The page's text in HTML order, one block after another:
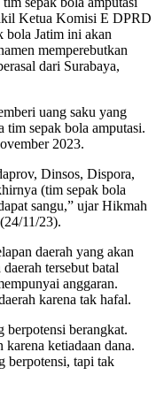
Ketua Komisi E DPRD
bola Jatim ini akan
memperebutkan
dari Surabaya,
uang saku yang
tim sepak bola amputasi.
2023.
Dinsos, Dispora,
(tim sepak bola
sangu,” ujar Hikmah
11/23).
daerah yang akan
tersebut batal
anggaran.
karena tak hafal.
berpotensi berangkat.
ketiadaan dana.
berpotensi, tapi tak